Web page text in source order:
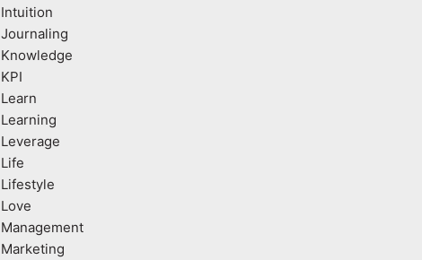
Intuition
Journaling
Knowledge
KPI
Learn
Learning
Leverage
Life
Lifestyle
Love
Management
Marketing